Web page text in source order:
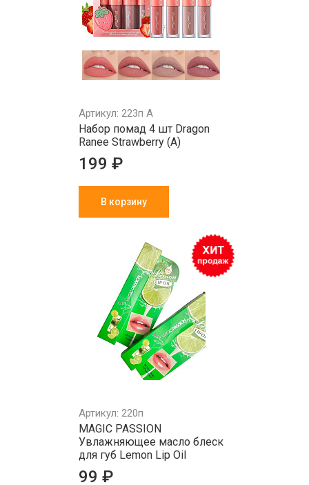
Артикул: 223п A
Набор помад 4 шт Dragon
Ranee Strawberry (А)
199 ₽
В корзину
Артикул: 220п
MAGIC PASSION
Увлажняющее масло блеск
для губ Lemon Lip Oil
99 ₽